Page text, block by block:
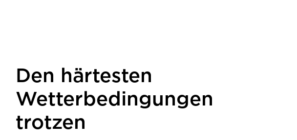
Den härtesten
Wetterbedingungen
trotzen